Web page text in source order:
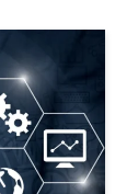
人情報を
おりで